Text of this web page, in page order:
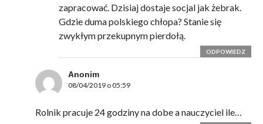
zapracować. Dzisiaj dostaje socjal jak żebrak.
Gdzie duma polskiego chłopa? Stanie się
zwykłym przekupnym pierdołą.
ODPOWIEDZ
Anonim
08/04/2019 o 05:59
Rolnik pracuje 24 godziny na dobe a nauczyciel ile…